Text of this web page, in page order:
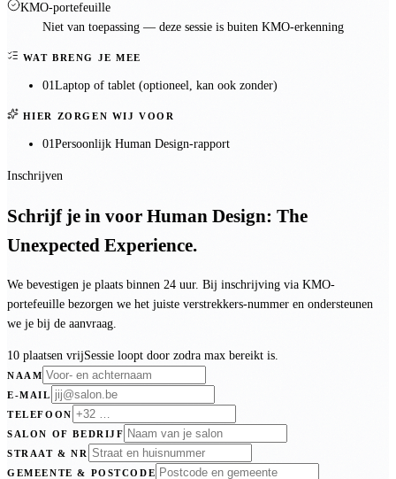
KMO-portefeuille
Niet van toepassing — deze sessie is buiten KMO-erkenning
WAT BRENG JE MEE
01Laptop of tablet (optioneel, kan ook zonder)
HIER ZORGEN WIJ VOOR
01Persoonlijk Human Design-rapport
Inschrijven
Schrijf je in voor Human Design: The
Unexpected Experience.
We bevestigen je plaats binnen 24 uur. Bij inschrijving via KMO-
portefeuille bezorgen we het juiste verstrekkers-nummer en ondersteunen
we je bij de aanvraag.
10 plaatsen vrijSessie loopt door zodra max bereikt is.
NAAM
E-MAIL
TELEFOON
SALON OF BEDRIJF
STRAAT & NR
GEMEENTE & POSTCODE